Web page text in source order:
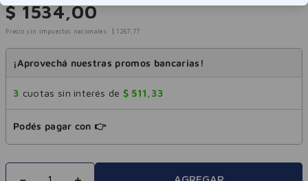
$ 1534,00
Precio sin impuestos nacionales: $ 1267 , 77
¡Aprovechá nuestras promos bancarias!
3 cuotas sin interés de $ 511 , 33
Podés pagar con 👉